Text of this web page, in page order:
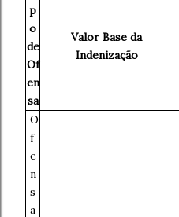
p
o
de
Of
en
sa
Valor Base da
Indenização
O
f
e
n
s
a